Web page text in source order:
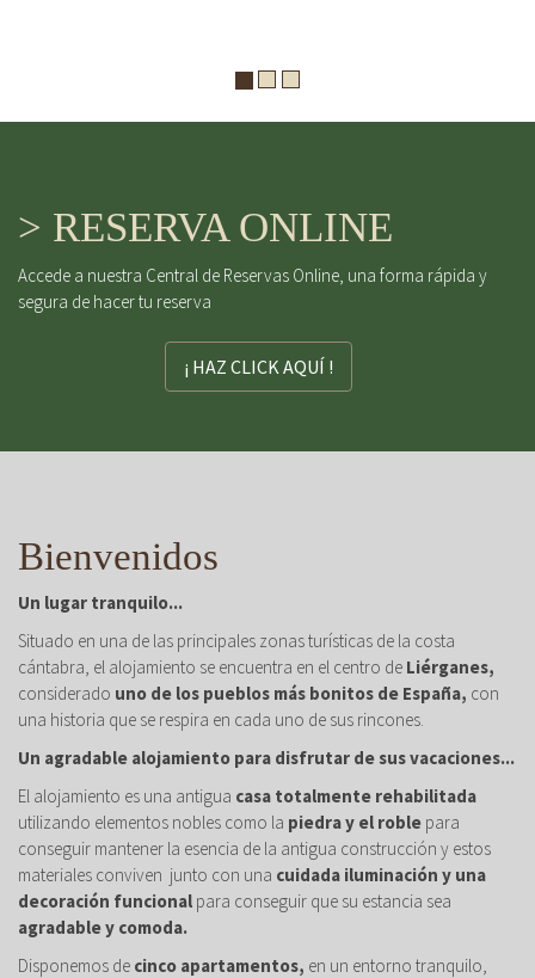
> RESERVA ONLINE
Accede a nuestra Central de Reservas Online, una forma rápida y
segura de hacer tu reserva
¡ HAZ CLICK AQUÍ !
Bienvenidos
Un lugar tranquilo...
Situado en una de las principales zonas turísticas de la costa
cántabra, el alojamiento se encuentra en el centro de Liérganes,
considerado uno de los pueblos más bonitos de España, con
una historia que se respira en cada uno de sus rincones.
Un agradable alojamiento para disfrutar de sus vacaciones...
El alojamiento es una antigua casa totalmente rehabilitada
utilizando elementos nobles como la piedra y el roble para
conseguir mantener la esencia de la antigua construcción y estos
materiales conviven junto con una cuidada iluminación y una
decoración funcional para conseguir que su estancia sea
agradable y comoda.
Disponemos de cinco apartamentos, en un entorno tranquilo,